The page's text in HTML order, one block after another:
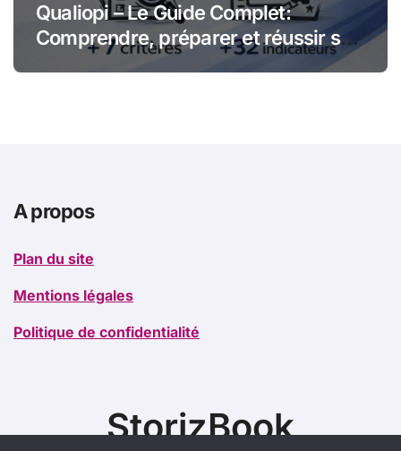
Qualiopi – Le Guide Complet:
Comprendre, préparer et réussir sa
A propos
Plan du site
Mentions légales
Politique de confidentialité
StorizBook